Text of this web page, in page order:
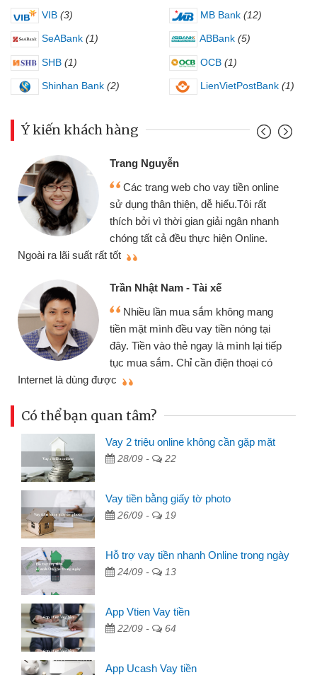
VIB (3) MB Bank (12)
SeABank (1) ABBank (5)
SHB (1) OCB (1)
Shinhan Bank (2) LienVietPostBank (1)
Ý kiến khách hàng
Trang Nguyễn
Các trang web cho vay tiền online
sử dụng thân thiện, dễ hiểu.Tôi rất
thích bởi vì thời gian giải ngân nhanh
chóng tất cả đều thực hiện Online.
Ngoài ra lãi suất rất tốt
Trần Nhật Nam - Tài xế
Nhiều lần mua sắm không mang
tiền mặt mình đều vay tiền nóng tại
đây. Tiền vào thẻ ngay là mình lại tiếp
tục mua sắm. Chỉ cần điện thoại có
Internet là dùng được
Có thể bạn quan tâm?
Vay 2 triệu online không cần gặp mặt
28/09 - 22
Vay tiền bằng giấy tờ photo
26/09 - 19
Hỗ trợ vay tiền nhanh Online trong ngày
24/09 - 13
App Vtien Vay tiền
22/09 - 64
App Ucash Vay tiền